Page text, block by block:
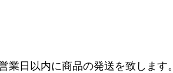
業日以内に商品の発送を致します。